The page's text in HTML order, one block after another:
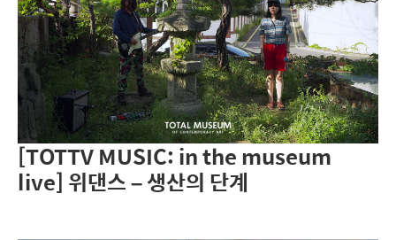
[TOTTV MUSIC: in the museum
live] 위댄스 – 생산의 단계